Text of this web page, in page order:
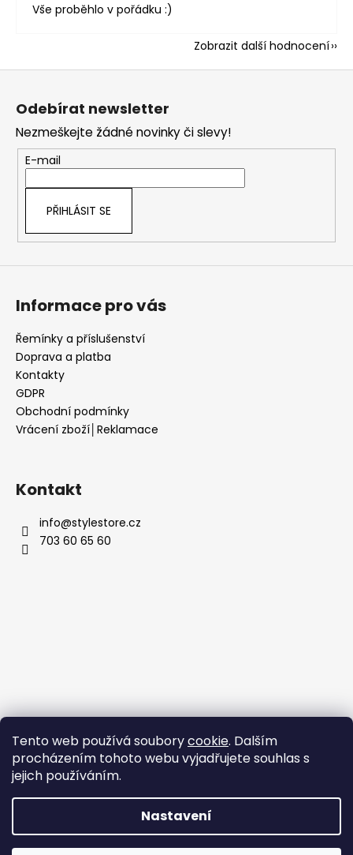
Tento web používá souborycookie. Dalším
procházením tohoto webu vyjadřujete souhlas s
jejich používáním.
Nastavení
Vše proběhlo v pořádku :)
Zobrazit další hodnocení
Z
Odebírat newsletter
Nezmeškejte žádné novinky či slevy!
E-mail
PŘIHLÁSIT SE
Informace pro vás
Řemínky a příslušenství
Doprava a platba
Kontakty
GDPR
Obchodní podmínky
Vrácení zboží│Reklamace
Kontakt
info@stylestore.cz
703 60 65 60
Vytvořil Shoptet